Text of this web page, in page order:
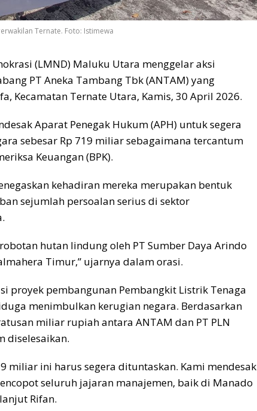
Ternate. Foto: Istimewa
(LMND) Maluku Utara menggelar aksi
PT Aneka Tambang Tbk (ANTAM) yang
Kecamatan Ternate Utara, Kamis, 30 April 2026.
Aparat Penegak Hukum (APH) untuk segera
sebesar Rp 719 miliar sebagaimana tercantum
Keuangan (BPK).
kehadiran mereka merupakan bentuk
sejumlah persoalan serius di sektor
hutan lindung oleh PT Sumber Daya Arindo
Timur,” ujarnya dalam orasi.
proyek pembangunan Pembangkit Listrik Tenaga
menimbulkan kerugian negara. Berdasarkan
miliar rupiah antara ANTAM dan PT PLN
diselesaikan.
miliar ini harus segera dituntaskan. Kami mendesak
seluruh jajaran manajemen, baik di Manado
Rifan.